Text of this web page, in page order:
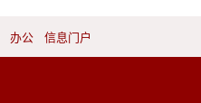
办公 信息门户